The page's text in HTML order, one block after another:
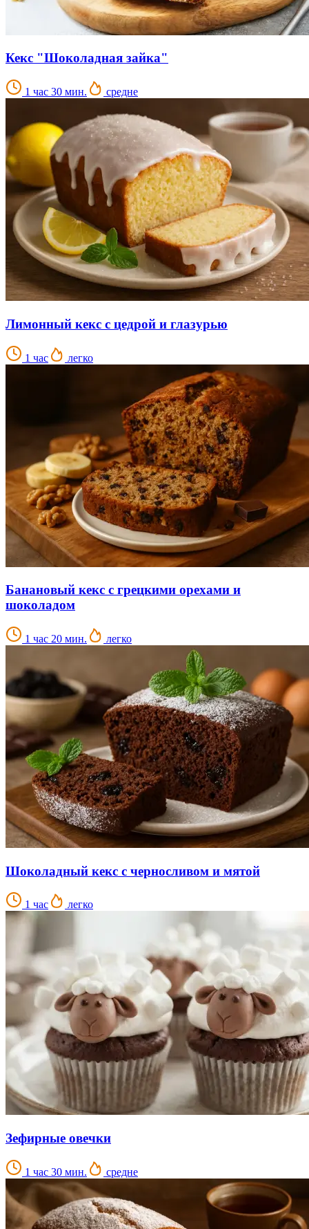
Кекс "Шоколадная зайка"
1 час 30 мин. средне
Лимонный кекс с цедрой и глазурью
1 час легко
Банановый кекс с грецкими орехами и
шоколадом
1 час 20 мин. легко
Шоколадный кекс с черносливом и мятой
1 час легко
Зефирные овечки
1 час 30 мин. средне